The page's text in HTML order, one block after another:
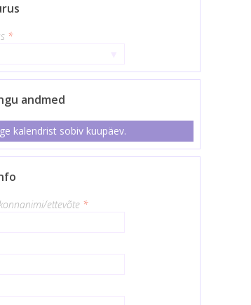
*
andmed
kalendrist sobiv kuupäev.
ettevõte *